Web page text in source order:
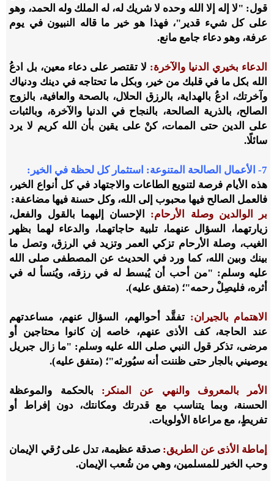
قول: "لا إله إلا الله وحده لا شريك له، له الملك وله الحمد، وهو
على كل شيء قدير"، فهذا هو خير ما قاله النبيون في يوم
عرفة، وهو دعاء جامع مانع.
الدعاء بخيري الدنيا والآخرة: لا تقتصر على دعاء معين، بل ادعُ
الله بكل ما في قلبك من خير، وبكل ما تحتاجه في دينك ودنياك
وآخرتك، ادعُ بالهداية، بالرزق الحلال، بالصحة والعافية، بالزوج
الصالح، بالذرية الصالحة، بالنجاح في الدنيا والآخرة، وبالثبات
على الدين حتى الممات، كنْ على يقين بأن الله كريم لا يرد
سائلًا.
7- الأعمال الصالحة المتنوعة: استثمار كل لحظة في الخير:
هذه الأيام فرصة لتنويع الطاعات والاجتهاد في كل أنواع الخير،
فالعمل الصالح فيها محبوب إلى الله، وكل حسنة فيها مضاعفة:
بر الوالدين وصلة الأرحام: الإحسان إليهما بالقول والفعل،
زيارتهما، السؤال عنهما، تلبية حاجاتهما، والدعاء لهما بظهر
الغيب، وصلة الأرحام تزكي العمر وتزيد في الرزق، وتصل ما
بينك وبين الله، كما ورد في الحديث عن المصطفى صلى الله
عليه وسلم: "من أحب أن يُبسط له في رزقه، ويُنسأ له في
أثره، فليصِلْ رحمه"؛ (متفق عليه).
الاهتمام بالجيران: تفقَّد أحوالهم، السؤال عنهم، مساعدتهم
عند الحاجة، كف الأذى عنهم، خاصه إن كانوا محتاجين أو
مرضى، تذكر قول النبي صلى الله عليه وسلم: "ما زال جبريل
يوصيني بالجار حتى ظننت أنه سيُورثه"؛ (متفق عليه).
الأمر بالمعروف والنهي عن المنكر: بالحكمة والموعظة
الحسنة، وبما يتناسب مع قدرتك ومكانتك، دون إفراط أو
تفريطٍ، مع مراعاة الأولويات.
إماطة الأذى عن الطريق: صدقة عظيمة، تدل على رُقي الإيمان
وحب الخير للمسلمين، وهي من شُعب الإيمان.